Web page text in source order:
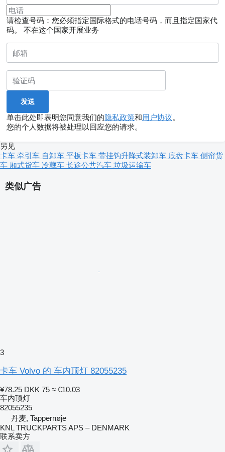
请检查号码：您必须指定国际格式的电话号码，而且指定国家代
码。
不在这个国家开展业务
单击此处即表明您同意我们的隐私政策和用户协议。
您的个人数据将被处理以回应您的请求。
类似广告
3
卡车 Volvo 的 车内顶灯 82055235
¥78.25 DKK 75 ≈ €10.03
车内顶灯
82055235
丹麦, Tappernøje
KNL TRUCKPARTS APS – DENMARK
联系卖方
另见
卡车 牵引车 自卸车 平板卡车 带挂钩升降式装卸车 底盘卡车 侧帘货
车 厢式货车 冷藏车 长途公共汽车 垃圾运输车